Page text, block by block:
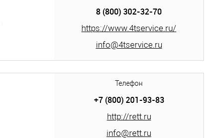
8 (800) 302-32-70
https://www.4tservice.ru/
info@4tservice.ru
Телефон
+7 (800) 201-93-83
http://rett.ru
info@rett.ru